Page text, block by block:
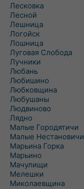
Лесковка
Лесной
Лешница
Логойск
Лошница
Луговая Слобода
Лучники
Любань
Любишино
Любковщина
Любушаны
Людвиново
Лядно
Малые Городятичи
Малые Нестановичи
Марьина Горка
Марьино
Мачулищи
Мелешки
Миколаевщина